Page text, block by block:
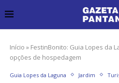
Início » FestinBonito: Guia Lopes da
opções de hospedagem
Guia Lopes da Laguna Jardim